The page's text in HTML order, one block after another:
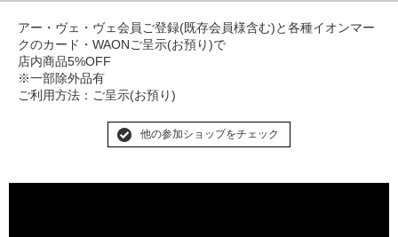
アー・ヴェ・ヴェ会員ご登録(既存会員様含む)と各種イオンマー
クのカード・WAONご呈示(お預り)で
店内商品5%OFF
※一部除外品有
ご利用方法：ご呈示(お預り)
他の参加ショップをチェック